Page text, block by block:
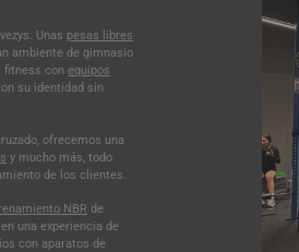
Unas pesas libres
ambiente de gimnasio
fitness conequipos
su identidad sin
ofrecemos una
y mucho más, todo
de los clientes.
NBR de
una experiencia de
con aparatos de